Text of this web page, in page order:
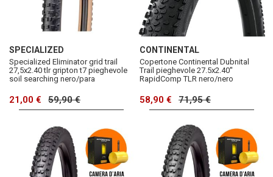
SPECIALIZED
Specialized Eliminator grid trail
27,5x2.40 tlr gripton t7 pieghevole
soil searching nero/para
21,00 € 59,90 €
CONTINENTAL
Copertone Continental Dubnital
Trail pieghevole 27.5x2.40''
RapidComp TLR nero/nero
58,90 € 71,95 €